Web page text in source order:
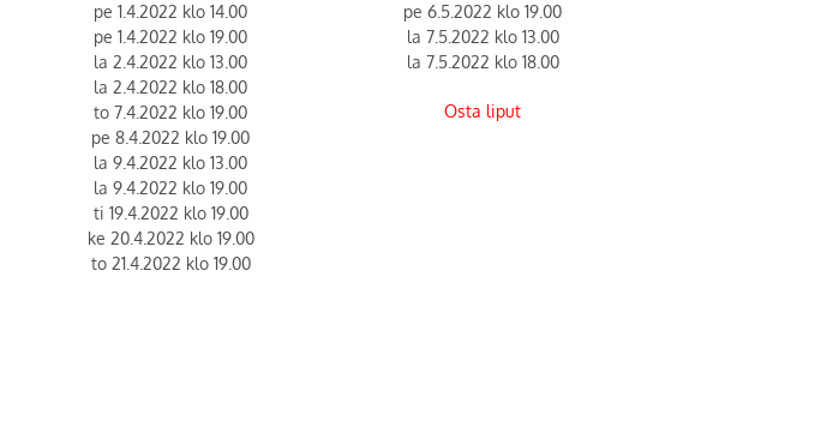
pe 1.4.2022 klo 14.00
pe 1.4.2022 klo 19.00
la 2.4.2022 klo 13.00
la 2.4.2022 klo 18.00
to 7.4.2022 klo 19.00
pe 8.4.2022 klo 19.00
la 9.4.2022 klo 13.00
la 9.4.2022 klo 19.00
ti 19.4.2022 klo 19.00
ke 20.4.2022 klo 19.00
to 21.4.2022 klo 19.00
pe 6.5.2022 klo 19.00
la 7.5.2022 klo 13.00
la 7.5.2022 klo 18.00
Osta liput